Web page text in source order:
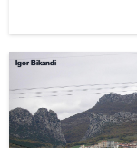
Igor Bikandi